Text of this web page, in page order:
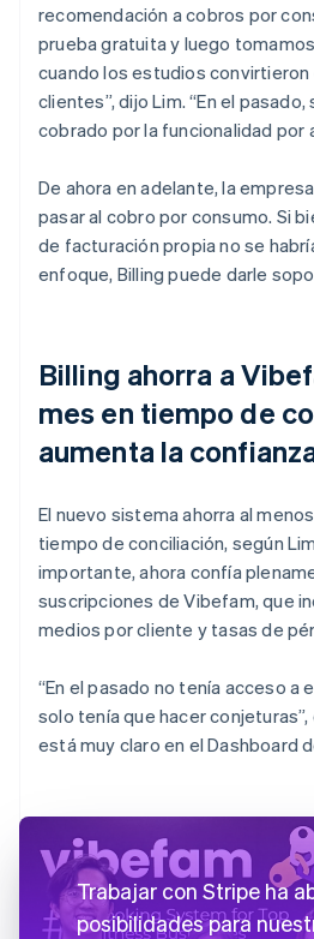
recomendación a cobros por
prueba gratuita y luego
cuando los estudios
clientes”, dijo Lim. “En el
cobrado por la funcionalidad por
De ahora en adelante, la
pasar al cobro por consumo. Si
de facturación propia no se
enfoque, Billing puede darle
Billing ahorra a
mes en tiempo de
aumenta la
El nuevo sistema ahorra al
tiempo de conciliación, según
importante, ahora confía
suscripciones de Vibefam, que
medios por cliente y tasas de
“En el pasado no tenía acceso a
solo tenía que hacer conjeturas”,
está muy claro en el Dashboard
Trabajar con Stripe ha
posibilidades para